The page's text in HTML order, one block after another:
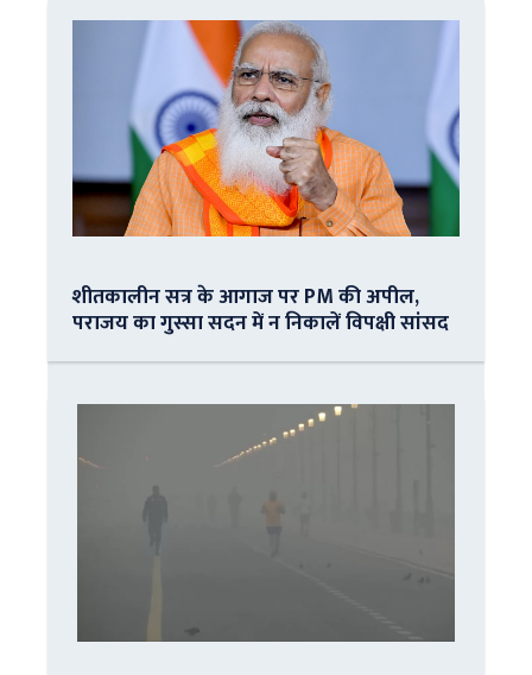
शीतकालीन सत्र के आगाज पर PM की अपील,
पराजय का गुस्सा सदन में न निकालें विपक्षी सांसद